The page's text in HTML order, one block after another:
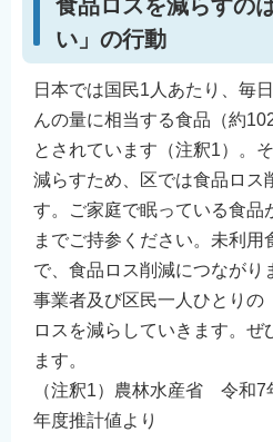
食品ロスを減らすの
い」の行動
日本では国民1人あたり、毎
んの量に相当する食品（約
とされています（注釈1）。
減らすため、区では食品ロス
す。ご家庭で眠っている食品
までご持参ください。未利用
で、食品ロス削減につながり
事業者及び区民一人ひとりの
ロスを減らしていきます。ぜ
ます。
（注釈1）農林水産省 令和
年度推計値より